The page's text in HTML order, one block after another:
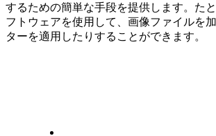
するための簡単な手段を提供します。た
フトウェアを使用して、画像ファイルを
ターを適用したりすることができます。